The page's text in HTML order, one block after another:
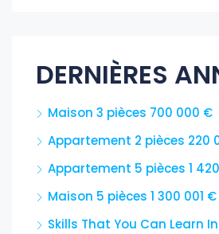
DERNIÈRES
Maison 3 pièces 700 000 €
Appartement 2 pièces 220
Appartement 5 pièces 1
Maison 5 pièces 1 300 001 €
Skills That You Can Learn